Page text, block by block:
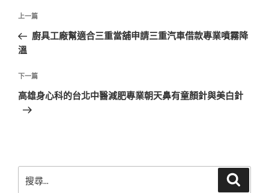
文
導
覽
上
一
篇
章
上一篇
廚具工廠幫適合三重當舖申請三重汽車借款專業噴霧降
溫
下
一
篇
下一篇
高雄身心科的台北中醫減肥專業朝天鼻有童顏針與美白針
尋